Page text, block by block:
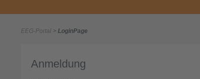
EEG-Portal > LoginPage
Anmeldung